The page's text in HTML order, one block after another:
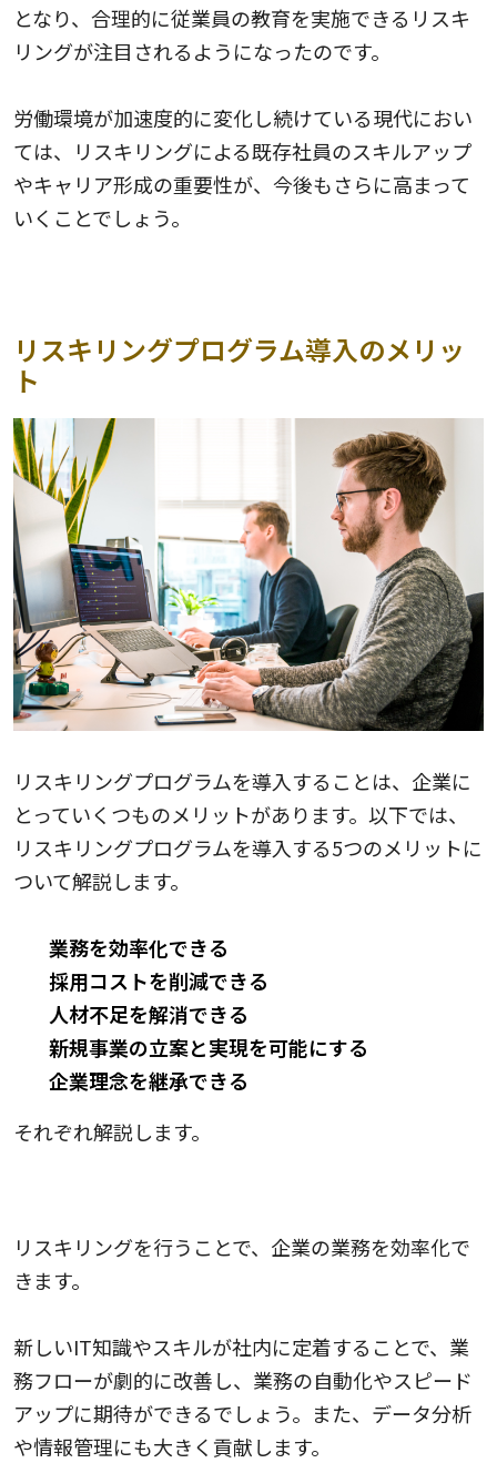
となり、合理的に従業員の教育を実施できるリスキ
リングが注目されるようになったのです。
労働環境が加速度的に変化し続けている現代におい
ては、リスキリングによる既存社員のスキルアップ
やキャリア形成の重要性が、今後もさらに高まって
いくことでしょう。
リスキリングプログラム導入のメリッ
ト
リスキリングプログラムを導入することは、企業に
とっていくつものメリットがあります。以下では、
リスキリングプログラムを導入する5つのメリットに
ついて解説します。
業務を効率化できる
採用コストを削減できる
人材不足を解消できる
新規事業の立案と実現を可能にする
企業理念を継承できる
それぞれ解説します。
リスキリングを行うことで、企業の業務を効率化で
きます。
新しいIT知識やスキルが社内に定着することで、業
務フローが劇的に改善し、業務の自動化やスピード
アップに期待ができるでしょう。また、データ分析
や情報管理にも大きく貢献します。